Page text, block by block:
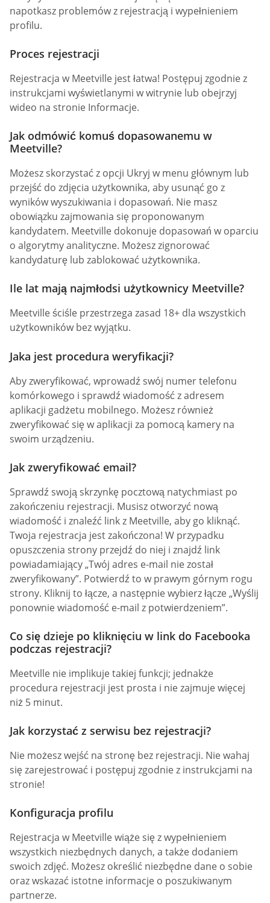
napotkasz problemów z rejestracją i wypełnieniem
profilu.
Proces rejestracji
Rejestracja w Meetville jest łatwa! Postępuj zgodnie z
instrukcjami wyświetlanymi w witrynie lub obejrzyj
wideo na stronie Informacje.
Jak odmówić komuś dopasowanemu w
Meetville?
Możesz skorzystać z opcji Ukryj w menu głównym lub
przejść do zdjęcia użytkownika, aby usunąć go z
wyników wyszukiwania i dopasowań. Nie masz
obowiązku zajmowania się proponowanym
kandydatem. Meetville dokonuje dopasowań w oparciu
o algorytmy analityczne. Możesz zignorować
kandydaturę lub zablokować użytkownika.
Ile lat mają najmłodsi użytkownicy Meetville?
Meetville ściśle przestrzega zasad 18+ dla wszystkich
użytkowników bez wyjątku.
Jaka jest procedura weryfikacji?
Aby zweryfikować, wprowadź swój numer telefonu
komórkowego i sprawdź wiadomość z adresem
aplikacji gadżetu mobilnego. Możesz również
zweryfikować się w aplikacji za pomocą kamery na
swoim urządzeniu.
Jak zweryfikować email?
Sprawdź swoją skrzynkę pocztową natychmiast po
zakończeniu rejestracji. Musisz otworzyć nową
wiadomość i znaleźć link z Meetville, aby go kliknąć.
Twoja rejestracja jest zakończona! W przypadku
opuszczenia strony przejdź do niej i znajdź link
powiadamiający „Twój adres e-mail nie został
zweryfikowany”. Potwierdź to w prawym górnym rogu
strony. Kliknij to łącze, a następnie wybierz łącze „Wyślij
ponownie wiadomość e-mail z potwierdzeniem”.
Co się dzieje po kliknięciu w link do Facebooka
podczas rejestracji?
Meetville nie implikuje takiej funkcji; jednakże
procedura rejestracji jest prosta i nie zajmuje więcej
niż 5 minut.
Jak korzystać z serwisu bez rejestracji?
Nie możesz wejść na stronę bez rejestracji. Nie wahaj
się zarejestrować i postępuj zgodnie z instrukcjami na
stronie!
Konfiguracja profilu
Rejestracja w Meetville wiąże się z wypełnieniem
wszystkich niezbędnych danych, a także dodaniem
swoich zdjęć. Możesz określić niezbędne dane o sobie
oraz wskazać istotne informacje o poszukiwanym
partnerze.